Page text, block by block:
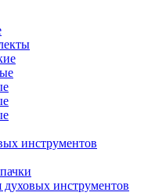
инструментов
инструментов